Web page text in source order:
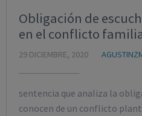
Obligación de
en el conflicto
29 DICIEMBRE, 2020
sentencia que analiza la
conocen de un conflicto